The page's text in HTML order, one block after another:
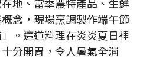
念，現場烹調製作端午節
。這道料理在炎炎夏日裡
分開胃，令人暑氣全消